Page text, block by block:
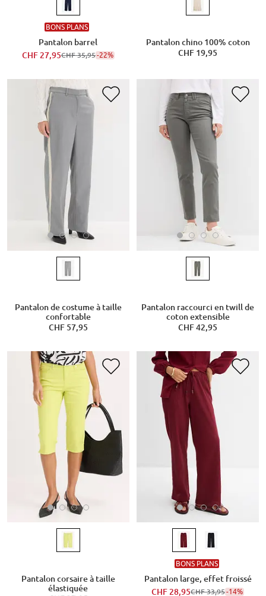
BONS PLANS
Pantalon barrel
CHF 27,95CHF 35,95-22%
Pantalon chino 100% coton
CHF 19,95
Pantalon de costume à taille
confortable
CHF 57,95
Pantalon raccourci en twill de
coton extensible
CHF 42,95
Pantalon corsaire à taille
élastiquée
BONS PLANS
Pantalon large, effet froissé
CHF 28,95CHF 33,95-14%